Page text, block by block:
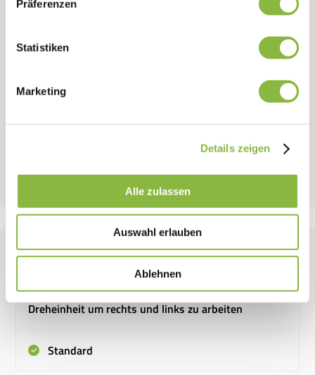
Präferenzen
Statistiken
Marketing
Details zeigen
Alle zulassen
Auswahl erlauben
Ablehnen
Ausstattung Übersicht
Dreheinheit um rechts und links zu arbeiten
Standard